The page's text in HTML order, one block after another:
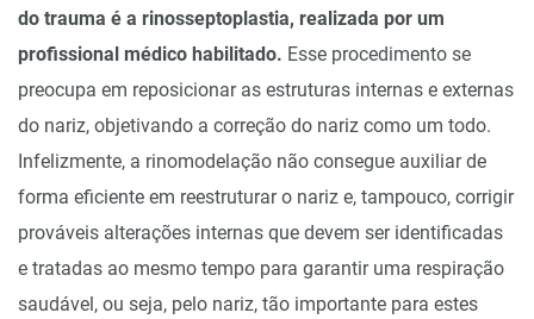
do trauma é a rinosseptoplastia, realizada por um
profissional médico habilitado. Esse procedimento se
preocupa em reposicionar as estruturas internas e externas
do nariz, objetivando a correção do nariz como um todo.
Infelizmente, a rinomodelação não consegue auxiliar de
forma eficiente em reestruturar o nariz e, tampouco, corrigir
prováveis alterações internas que devem ser identificadas
e tratadas ao mesmo tempo para garantir uma respiração
saudável, ou seja, pelo nariz, tão importante para estes